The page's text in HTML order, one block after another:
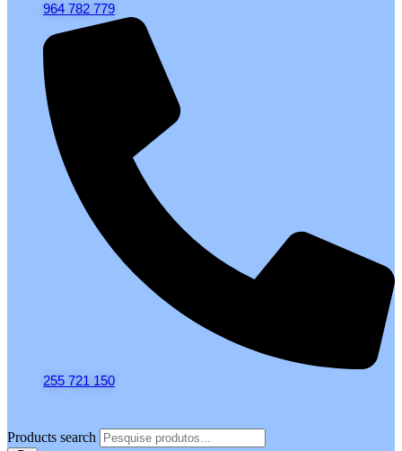
964 782 779
255 721 150
Products search